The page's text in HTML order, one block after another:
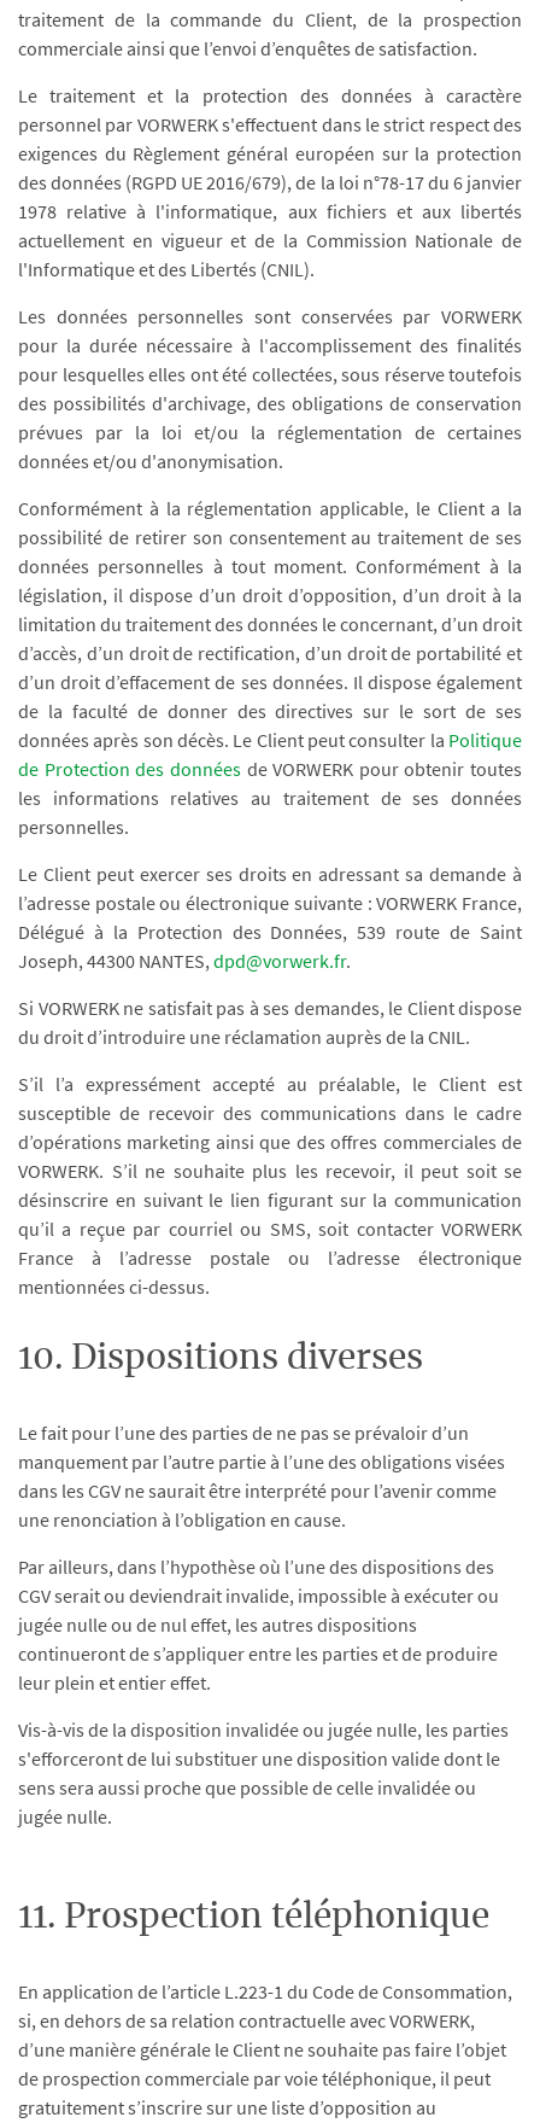
traitement de la commande du Client, de la prospection
commerciale ainsi que l’envoi d’enquêtes de satisfaction.
Le traitement et la protection des données à caractère
personnel par VORWERK s'effectuent dans le strict respect des
exigences du Règlement général européen sur la protection
des données (RGPD UE 2016/679), de la loi n°78-17 du 6 janvier
1978 relative à l'informatique, aux fichiers et aux libertés
actuellement en vigueur et de la Commission Nationale de
l'Informatique et des Libertés (CNIL).
Les données personnelles sont conservées par VORWERK
pour la durée nécessaire à l'accomplissement des finalités
pour lesquelles elles ont été collectées, sous réserve toutefois
des possibilités d'archivage, des obligations de conservation
prévues par la loi et/ou la réglementation de certaines
données et/ou d'anonymisation.
Conformément à la réglementation applicable, le Client a la
possibilité de retirer son consentement au traitement de ses
données personnelles à tout moment. Conformément à la
législation, il dispose d’un droit d’opposition, d’un droit à la
limitation du traitement des données le concernant, d’un droit
d’accès, d’un droit de rectification, d’un droit de portabilité et
d’un droit d’effacement de ses données. Il dispose également
de la faculté de donner des directives sur le sort de ses
données après son décès. Le Client peut consulter la Politique
de Protection des donnéesde VORWERK pour obtenir toutes
les informations relatives au traitement de ses données
personnelles.
Le Client peut exercer ses droits en adressant sa demande à
l’adresse postale ou électronique suivante : VORWERK France,
Délégué à la Protection des Données, 539 route de Saint
Joseph, 44300 NANTES,dpd@vorwerk.fr.
Si VORWERK ne satisfait pas à ses demandes, le Client dispose
du droit d’introduire une réclamation auprès de la CNIL.
S’il l’a expressément accepté au préalable, le Client est
susceptible de recevoir des communications dans le cadre
d’opérations marketing ainsi que des offres commerciales de
VORWERK. S’il ne souhaite plus les recevoir, il peut soit se
désinscrire en suivant le lien figurant sur la communication
qu’il a reçue par courriel ou SMS, soit contacter VORWERK
France à l’adresse postale ou l’adresse électronique
mentionnées ci-dessus.
10. Dispositions diverses
Le fait pour l’une des parties de ne pas se prévaloir d’un
manquement par l’autre partie à l’une des obligations visées
dans les CGV ne saurait être interprété pour l’avenir comme
une renonciation à l’obligation en cause.
Par ailleurs, dans l’hypothèse où l’une des dispositions des
CGV serait ou deviendrait invalide, impossible à exécuter ou
jugée nulle ou de nul effet, les autres dispositions
continueront de s’appliquer entre les parties et de produire
leur plein et entier effet.
Vis-à-vis de la disposition invalidée ou jugée nulle, les parties
s'efforceront de lui substituer une disposition valide dont le
sens sera aussi proche que possible de celle invalidée ou
jugée nulle.
11. Prospection téléphonique
En application de l’article L.223-1 du Code de Consommation,
si, en dehors de sa relation contractuelle avec VORWERK,
d’une manière générale le Client ne souhaite pas faire l’objet
de prospection commerciale par voie téléphonique, il peut
gratuitement s’inscrire sur une liste d’opposition au